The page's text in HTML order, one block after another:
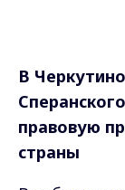
В
правовую
страны